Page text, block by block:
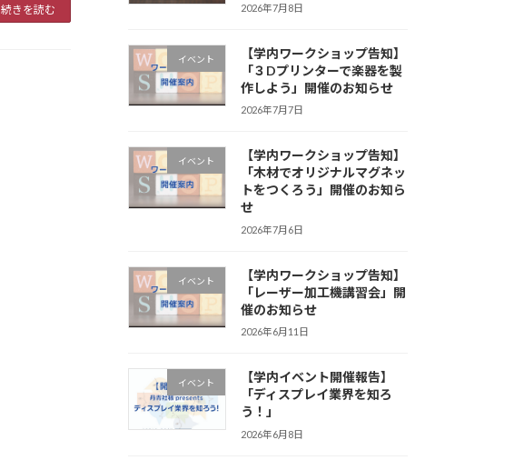
続きを読む 2026年7月8日
イベント
【学内ワークショップ告知】
「３Dプリンターで楽器を製
作しよう」開催のお知らせ
2026年7月7日
イベント
【学内ワークショップ告知】
「木材でオリジナルマグネッ
トをつくろう」開催のお知ら
せ
2026年7月6日
イベント
【学内ワークショップ告知】
「レーザー加工機講習会」開
催のお知らせ
2026年6月11日
イベント
【学内イベント開催報告】
「ディスプレイ業界を知ろ
う！」
2026年6月8日